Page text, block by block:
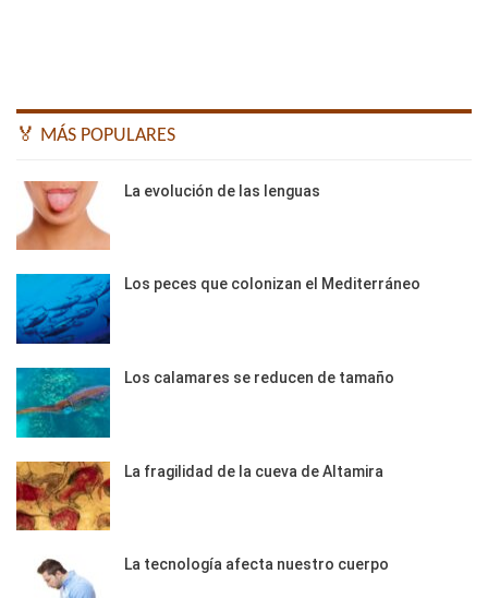
🏅 MÁS POPULARES
La evolución de las lenguas
Los peces que colonizan el Mediterráneo
Los calamares se reducen de tamaño
La fragilidad de la cueva de Altamira
La tecnología afecta nuestro cuerpo